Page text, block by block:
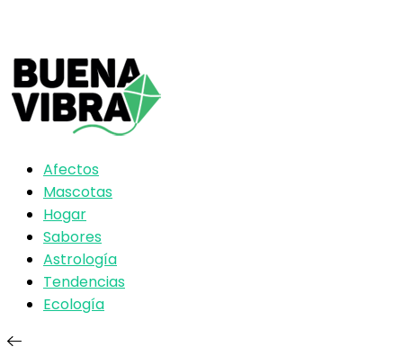
Afectos
Mascotas
Hogar
Sabores
Astrología
Tendencias
Ecología